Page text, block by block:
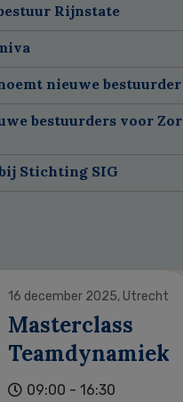
Rijnstate
nieuwe bestuurder
bestuurders voor
Stichting SIG
16 december 2025, Utrecht
Masterclass
Teamdynamiek
09:00 - 16:30